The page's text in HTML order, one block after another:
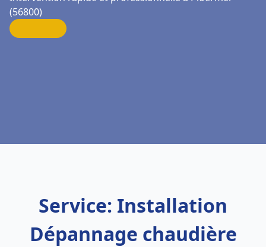
(56800)
Service: Installation
Dépannage chaudière